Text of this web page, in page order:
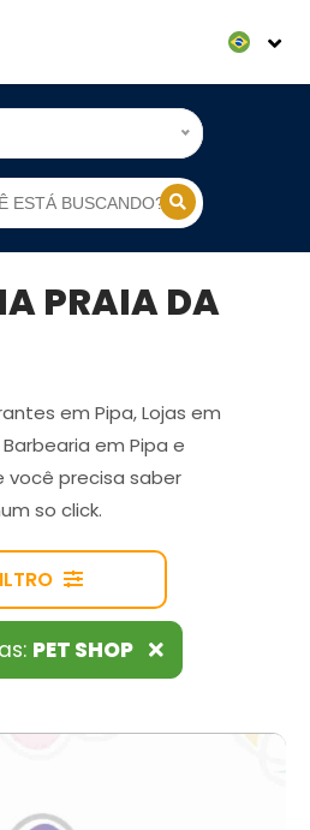
PRAIA DA
em Pipa, Lojas em
em Pipa e
você precisa saber
so click.
PET SHOP